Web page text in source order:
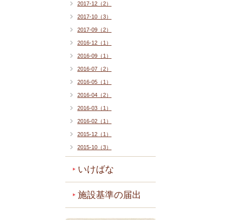
2017-12（2）
2017-10（3）
2017-09（2）
2016-12（1）
2016-09（1）
2016-07（2）
2016-05（1）
2016-04（2）
2016-03（1）
2016-02（1）
2015-12（1）
2015-10（3）
いけばな
施設基準の届出